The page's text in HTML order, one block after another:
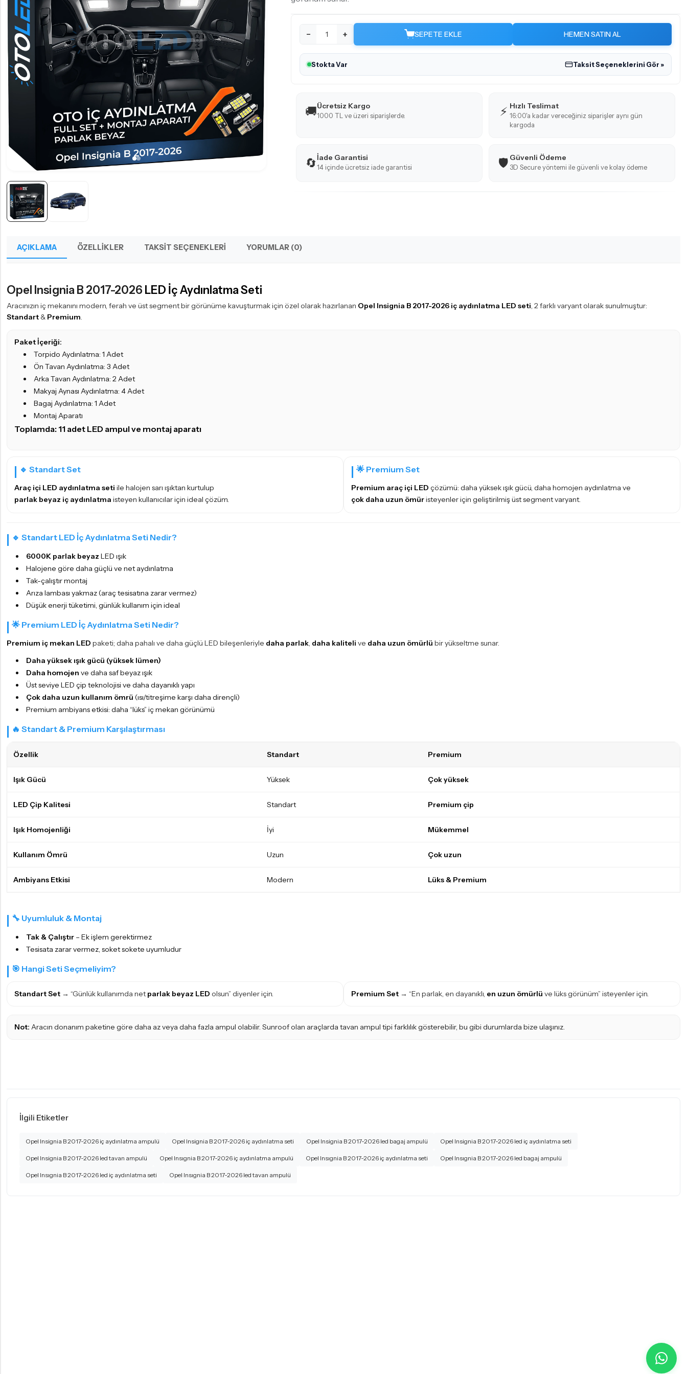
− + SEPETE EKLE HEMEN SATIN AL
Stokta Var Taksit Seçeneklerini Gör »
🚚Ücretsiz Kargo
1000 TL ve üzeri siparişlerde. ⚡ Hızlı Teslimat
16:00'a kadar vereceğiniz siparişler aynı gün
kargoda
🔄İade Garantisi
14 içinde ücretsiz iade garantisi 🛡️ Güvenli Ödeme
3D Secure yöntemi ile güvenli ve kolay ödeme
AÇIKLAMA ÖZELLIKLER TAKSIT SEÇENEKLERI YORUMLAR (0)
Opel Insignia B 2017-2026 LED İç Aydınlatma Seti
Aracınızın iç mekanını modern, ferah ve üst segment bir görünüme kavuşturmak için özel olarak hazırlanan Opel Insignia B 2017-2026 iç aydınlatma LED seti, 2 farklı varyant olarak sunulmuştur:
Standart & Premium.
Paket İçeriği:
Torpido Aydınlatma: 1 Adet
Ön Tavan Aydınlatma: 3 Adet
Arka Tavan Aydınlatma: 2 Adet
Makyaj Aynası Aydınlatma: 4 Adet
Bagaj Aydınlatma: 1 Adet
Montaj Aparatı
Toplamda: 11 adet LED ampulve montaj aparatı
🔹 Standart Set
Araç içi LED aydınlatma seti ile halojen sarı ışıktan kurtulup
parlak beyaz iç aydınlatma isteyen kullanıcılar için ideal çözüm.
🌟 Premium Set
Premium araç içi LED çözümü: daha yüksek ışık gücü, daha homojen aydınlatma ve
çok daha uzun ömüristeyenler için geliştirilmiş üst segment varyant.
🔹 Standart LED İç Aydınlatma Seti Nedir?
6000K parlak beyaz LED ışık
Halojene göre daha güçlü ve net aydınlatma
Tak-çalıştır montaj
Arıza lambası yakmaz (araç tesisatına zarar vermez)
Düşük enerji tüketimi, günlük kullanım için ideal
🌟 Premium LED İç Aydınlatma Seti Nedir?
Premium iç mekan LED paketi; daha pahalı ve daha güçlü LED bileşenleriyle daha parlak, daha kaliteli ve daha uzun ömürlü bir yükseltme sunar.
Daha yüksek ışık gücü (yüksek lümen)
Daha homojen ve daha saf beyaz ışık
Üst seviye LED çip teknolojisi ve daha dayanıklı yapı
Çok daha uzun kullanım ömrü (ısı/titreşime karşı daha dirençli)
Premium ambiyans etkisi: daha “lüks” iç mekan görünümü
🔥 Standart & Premium Karşılaştırması
Özellik Standart Premium
Işık Gücü Yüksek Çok yüksek
LED Çip Kalitesi Standart Premium çip
Işık Homojenliği İyi Mükemmel
Kullanım Ömrü Uzun Çok uzun
Ambiyans Etkisi Modern Lüks & Premium
🔧 Uyumluluk & Montaj
Tak & Çalıştır – Ek işlem gerektirmez
Tesisata zarar vermez, soket sokete uyumludur
🎯 Hangi Seti Seçmeliyim?
Standart Set → “Günlük kullanımda net parlak beyaz LED olsun” diyenler için. Premium Set → “En parlak, en dayanıklı, en uzun ömürlü ve lüks görünüm” isteyenler için.
Not: Aracın donanım paketine göre daha az veya daha fazla ampul olabilir. Sunroof olan araçlarda tavan ampul tipi farklılık gösterebilir, bu gibi durumlarda bize ulaşınız.
İlgili Etiketler
Opel Insignia B 2017-2026 iç aydınlatma ampulü Opel Insignia B 2017-2026 iç aydınlatma seti Opel Insignia B 2017-2026 led bagaj ampulü Opel Insignia B 2017-2026 led iç aydınlatma seti
Opel Insignia B 2017-2026 led tavan ampulü Opel Insıgnia B 2017-2026 iç aydınlatma ampulü Opel Insıgnia B 2017-2026 iç aydınlatma seti Opel Insıgnia B 2017-2026 led bagaj ampulü
Opel Insıgnia B 2017-2026 led iç aydınlatma seti Opel Insıgnia B 2017-2026 led tavan ampulü